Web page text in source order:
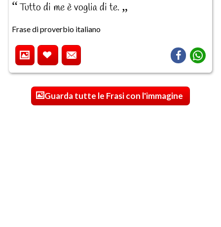
Tutto di me è voglia di te.
Frase di proverbio italiano
Guarda tutte le Frasi con l'immagine